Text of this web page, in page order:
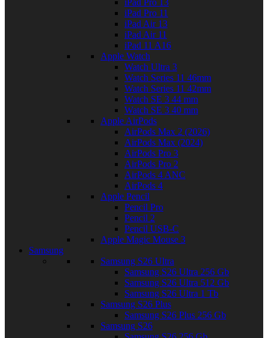
iPad Pro 13
iPad Pro 11
iPad Air 13
iPad Air 11
iPad 11 A16
Apple Watch
Watch Ultra 3
Watch Series 11 46mm
Watch Series 11 42mm
Watch SE 3 44 mm
Watch SE 3 40 mm
Apple AirPods
AirPods Max 2 (2026)
AirPods Max (2024)
AirPods Pro 3
AirPods Pro 2
AirPods 4 ANC
AirPods 4
Apple Pencil
Pencil Pro
Pencil 2
Pencil USB-C
Apple Magic Mouse 3
Samsung
Samsung S26 Ultra
Samsung S26 Ultra 256 Gb
Samsung S26 Ultra 512 Gb
Samsung S26 Ultra 1 Tb
Samsung S26 Plus
Samsung S26 Plus 256 Gb
Samsung S26